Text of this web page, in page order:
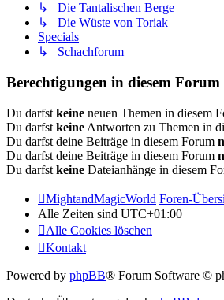
↳ Die Tantalischen Berge
↳ Die Wüste von Toriak
Specials
↳ Schachforum
Berechtigungen in diesem Forum
Du darfst keine neuen Themen in diesem
Du darfst keine Antworten zu Themen in
Du darfst deine Beiträge in diesem Forum
Du darfst deine Beiträge in diesem Forum
Du darfst keine Dateianhänge in diesem
MightandMagicWorld Foren-
Alle Zeiten sind UTC+01:00
Alle Cookies löschen
Kontakt
Powered by phpBB® Forum Software ©